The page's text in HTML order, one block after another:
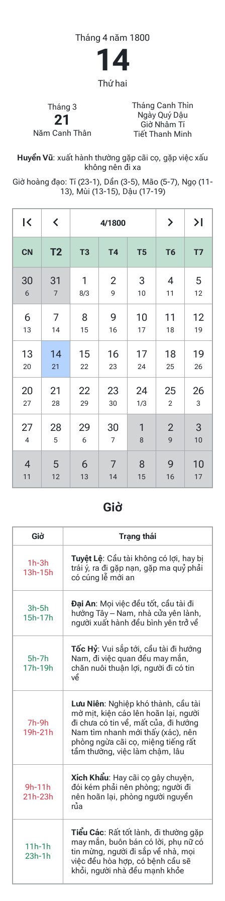
Tháng 4 năm 1800
14
Thứ hai
Tháng 3
21
Năm Canh Thân
Tháng Canh Thìn
Ngày Quý Dậu
Giờ Nhâm Tí
Tiết Thanh Minh
Huyền Vũ: xuất hành thường gặp cãi cọ, gặp việc xấu
không nên đi xa
Giờ hoàng đạo: Tí (23-1), Dần (3-5), Mão (5-7), Ngọ (11-
13), Mùi (13-15), Dậu (17-19)
4/1800
CN T2 T3 T4 T5 T6 T7
30
6
31
7
1
8/3
2
9
3
10
4
11
5
12
6
13
7
14
8
15
9
16
10
17
11
18
12
19
13
20
14
21
15
22
16
23
17
24
18
25
19
26
20
27
21
28
22
29
23
30
24
1/3
25
2
26
3
27
4
28
5
29
6
30
7
1
8
2
9
3
10
4
11
5
12
6
13
7
14
8
15
9
16
10
17
Giờ
Giờ Trạng thái
1h-3h
13h-15h
Tuyệt Lệ: Cầu tài không có lợi, hay bị
trái ý, ra đi gặp nạn, gặp ma quỷ phải
có cúng lễ mới an
3h-5h
15h-17h
Đại An: Mọi việc đều tốt, cầu tài đi
hướng Tây – Nam, nhà cửa yên lành,
người xuất hành đều bình yên trở về
5h-7h
17h-19h
Tốc Hỷ: Vui sắp tới, cầu tài đi hướng
Nam, đi việc quan đều may mắn,
chăn nuôi thuận lợi, người đi có tin
về
7h-9h
19h-21h
Lưu Niên: Nghiệp khó thành, cầu tài
mờ mịt, kiện cáo lên hoãn lại, người
đi chưa có tin về, mất của, đi hướng
Nam tìm nhanh mới thấy (xác), nên
phòng ngừa cãi cọ, miệng tiếng rất
tầm thường, việc làm chậm, lâu
9h-11h
21h-23h
Xích Khẩu: Hay cãi cọ gây chuyện,
đói kém phải nên phòng; người đi
nên hoãn lại, phòng người nguyền
rủa
11h-1h
23h-1h
Tiểu Các: Rất tốt lành, đi thường gặp
may mắn, buôn bán có lời, phụ nữ có
tin mừng, người đi sắp về nhà, mọi
việc đều hòa hợp, có bệnh cầu sẽ
khỏi, người nhà đều mạnh khỏe